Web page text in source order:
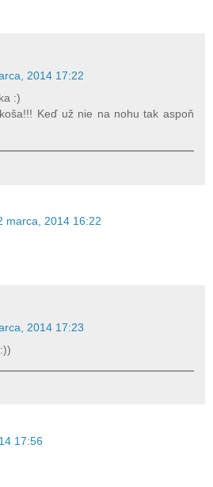
2014 17:22
:)
Keď už nie na nohu tak aspoň
marca, 2014 16:22
2014 17:23
17:56